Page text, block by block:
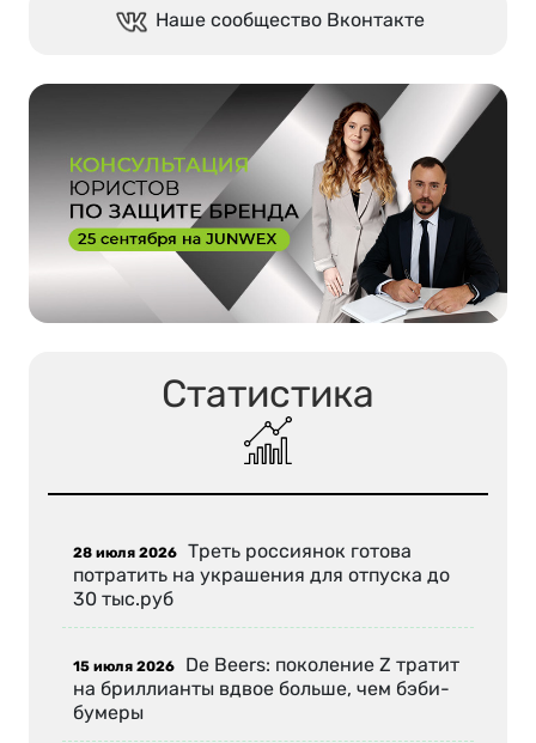
Наше сообщество Вконтакте
Статистика
28 июля 2026 Треть россиянок готова
потратить на украшения для отпуска до
30 тыс.руб
15 июля 2026 De Beers: поколение Z тратит
на бриллианты вдвое больше, чем бэби-
бумеры